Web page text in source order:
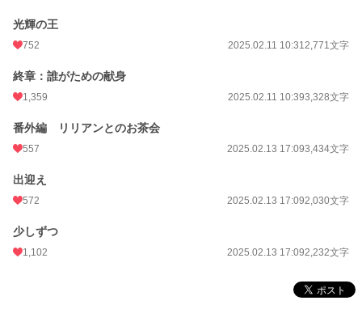
光輝の王
752 2025.02.11 10:312,771文字
終章：誰がための献身
1,359 2025.02.11 10:393,328文字
番外編 リリアンとのお茶会
557 2025.02.13 17:093,434文字
出迎え
572 2025.02.13 17:092,030文字
少しずつ
1,102 2025.02.13 17:092,232文字